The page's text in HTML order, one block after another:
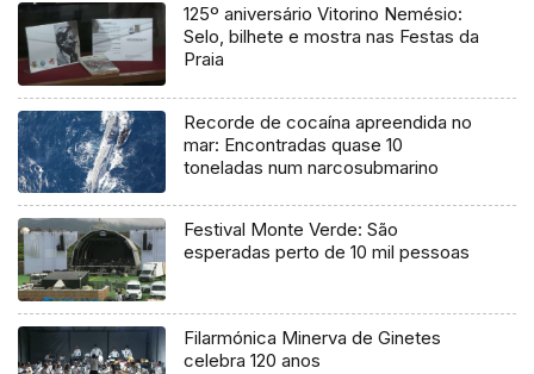
125º aniversário Vitorino Nemésio:
Selo, bilhete e mostra nas Festas da
Praia
Recorde de cocaína apreendida no
mar: Encontradas quase 10
toneladas num narcosubmarino
Festival Monte Verde: São
esperadas perto de 10 mil pessoas
Filarmónica Minerva de Ginetes
celebra 120 anos